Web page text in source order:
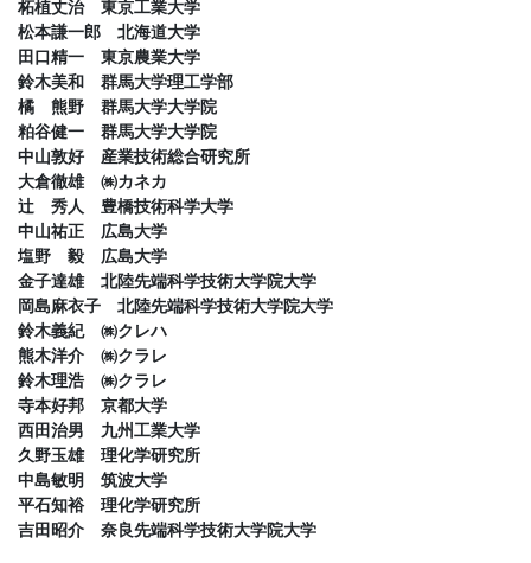
柘植丈治 東京工業大学
松本謙一郎 北海道大学
田口精一 東京農業大学
鈴木美和 群馬大学理工学部
橘 熊野 群馬大学大学院
粕谷健一 群馬大学大学院
中山敦好 産業技術総合研究所
大倉徹雄 ㈱カネカ
辻 秀人 豊橋技術科学大学
中山祐正 広島大学
塩野 毅 広島大学
金子達雄 北陸先端科学技術大学院大学
岡島麻衣子 北陸先端科学技術大学院大学
鈴木義紀 ㈱クレハ
熊木洋介 ㈱クラレ
鈴木理浩 ㈱クラレ
寺本好邦 京都大学
西田治男 九州工業大学
久野玉雄 理化学研究所
中島敏明 筑波大学
平石知裕 理化学研究所
吉田昭介 奈良先端科学技術大学院大学